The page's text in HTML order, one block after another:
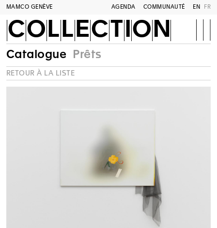
MAMCO GENÈVE AGENDA COMMUNAUTÉ EN FR
COLLECTION
Catalogue Prêts
RETOUR À LA LISTE